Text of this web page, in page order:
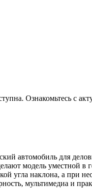
Ознакомьтесь с
автомобиль для
модель уместной в
угла наклона, а при
мультимедиа и